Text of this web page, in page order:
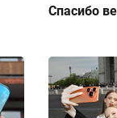
Спасибо